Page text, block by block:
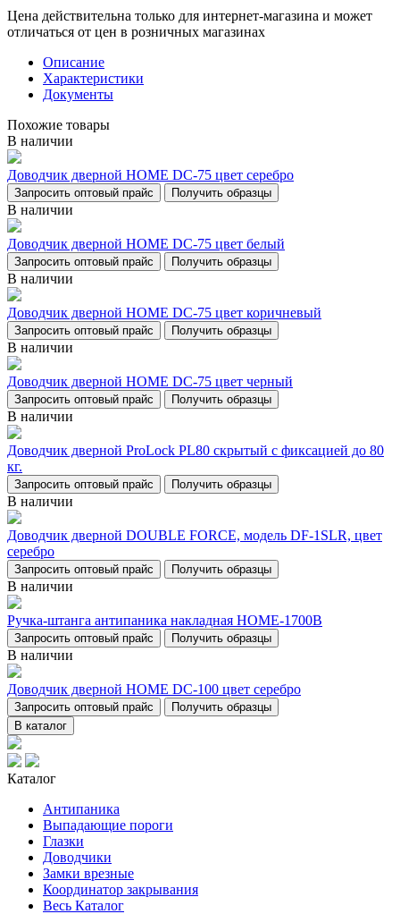
Цена действительна только для интернет-магазина и может
отличаться от цен в розничных магазинах
Описание
Характеристики
Документы
Похожие товары
В наличии
Доводчик дверной НОМЕ DC-75 цвет серебро
Запросить оптовый прайс Получить образцы
В наличии
Доводчик дверной НОМЕ DC-75 цвет белый
Запросить оптовый прайс Получить образцы
В наличии
Доводчик дверной НОМЕ DC-75 цвет коричневый
Запросить оптовый прайс Получить образцы
В наличии
Доводчик дверной НОМЕ DC-75 цвет черный
Запросить оптовый прайс Получить образцы
В наличии
Доводчик дверной ProLock PL80 скрытый с фиксацией до 80
кг.
Запросить оптовый прайс Получить образцы
В наличии
Доводчик дверной DOUBLE FORCE, модель DF-1SLR, цвет
серебро
Запросить оптовый прайс Получить образцы
В наличии
Ручка-штанга антипаника накладная НОМЕ-1700В
Запросить оптовый прайс Получить образцы
В наличии
Доводчик дверной НОМЕ DC-100 цвет серебро
Запросить оптовый прайс
Получить образцы
В каталог
Каталог
Антипаника
Выпадающие пороги
Глазки
Доводчики
Замки врезные
Координатор закрывания
Весь Каталог